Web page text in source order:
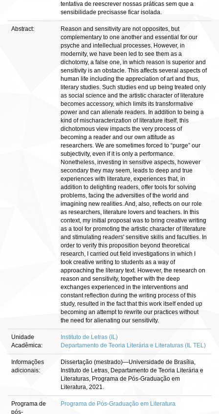
tentativa de reescrever nossas práticas sem que a
sensibilidade precisasse ficar isolada.
Abstract:
Reason and sensitivity are not opposites, but
complementary to one another and essential for our
psyche and intellectual processes. However, in
modernity, we have been led to see them as a
dichotomy, a false one, in which reason is superior and
sensitivity is an obstacle. This affects several aspects of
human life including the appreciation of art and thus,
literary studies. Such studies end up being treated only
as social science and the artistic character of literature
becomes accessory, which limits its transformative
power and can alienate readers. In addition to being a
kind of mischaracterization of literature itself, this
dichotomous view impacts the very process of
becoming a reader and our own attitude as
researchers. We are sometimes forced to “purge” our
subjectivity, even if it is only a performance.
Nonetheless, investing in sensitive aspects, however
secondary they may seem, leads to deep and true
experiences with literature, experiences that, in
addition to delighting readers, offer tools for solving
problems, facing the adversities of the world and
imagining new realities. And, also, reflects on our role
as researchers, literature lovers and teachers. In this
context, my initial proposal was to bring creative writing
as a tool for promoting the artistic character of literature
and stimulating readers' sensitive skills and faculties. In
order to verify this proposition beyond theoretical
research, I carried out field investigations in which I
took creative writing to students as a way of
approaching the literary text. However, the research on
reason and sensitivity, together with the deep
exchanges experienced in the interventions and
constant reflection during the writing process of this
study, resulted in the fact that this work itself ended up
becoming an attempt to rewrite our practices without
the need for alienating our sensitivity.
Unidade
Acadêmica:
Instituto de Letras (IL)
Departamento de Teoria Literária e Literaturas (IL TEL)
Informações
adicionais:
Dissertação (mestrado)—Universidade de Brasília,
Instituto de Letras, Departamento de Teoria Literária e
Literaturas, Programa de Pós-Graduação em
Literatura, 2021.
Programa de
pós-
Programa de Pós-Graduação em Literatura